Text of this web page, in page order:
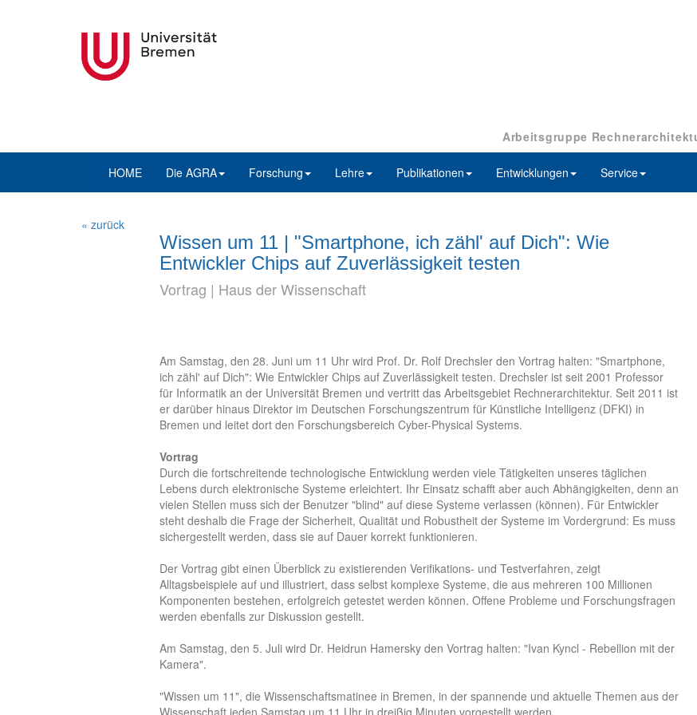
Arbeitsgruppe
HOME Die AGRA Forschung Lehre Publikationen Entwicklungen Service
« zurück
Wissen um 11 | "Smartphone, ich zähl' auf Dich": Wie
Entwickler Chips auf Zuverlässigkeit testen
Vortrag | Haus der Wissenschaft
Am Samstag, den 28. Juni um 11 Uhr wird Prof. Dr. Rolf Drechsler den Vortrag halten: "Smartphone,
ich zähl' auf Dich": Wie Entwickler Chips auf Zuverlässigkeit testen. Drechsler ist seit 2001 Professor
für Informatik an der Universität Bremen und vertritt das Arbeitsgebiet Rechnerarchitektur. Seit 2011 ist
er darüber hinaus Direktor im Deutschen Forschungszentrum für Künstliche Intelligenz (DFKI) in
Bremen und leitet dort den Forschungsbereich Cyber-Physical Systems.
Vortrag
Durch die fortschreitende technologische Entwicklung werden viele Tätigkeiten unseres täglichen
Lebens durch elektronische Systeme erleichtert. Ihr Einsatz schafft aber auch Abhängigkeiten, denn an
vielen Stellen muss sich der Benutzer "blind" auf diese Systeme verlassen (können). Für Entwickler
steht deshalb die Frage der Sicherheit, Qualität und Robustheit der Systeme im Vordergrund: Es muss
sichergestellt werden, dass sie auf Dauer korrekt funktionieren.
Der Vortrag gibt einen Überblick zu existierenden Verifikations- und Testverfahren, zeigt
Alltagsbeispiele auf und illustriert, dass selbst komplexe Systeme, die aus mehreren 100 Millionen
Komponenten bestehen, erfolgreich getestet werden können. Offene Probleme und Forschungsfragen
werden ebenfalls zur Diskussion gestellt.
Am Samstag, den 5. Juli wird Dr. Heidrun Hamersky den Vortrag halten: "Ivan Kyncl - Rebellion mit der
Kamera".
"Wissen um 11", die Wissenschaftsmatinee in Bremen, in der spannende und aktuelle Themen aus der